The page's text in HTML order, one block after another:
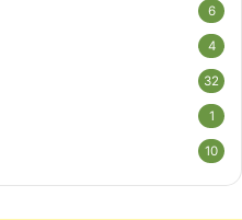
6
4
32
1
10